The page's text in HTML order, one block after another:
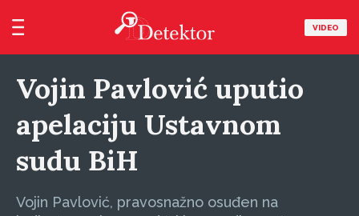
VIDEO
Vojin Pavlović uputio
apelaciju Ustavnom
sudu BiH
Vojin Pavlović, pravosnažno osuđen na